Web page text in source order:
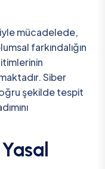
mücadelede,
farkındalığın
Siber
şekilde tespit